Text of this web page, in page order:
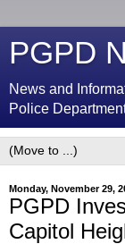
PGPD
News and
Police
Monday, November 29,
PGPD
Capitol